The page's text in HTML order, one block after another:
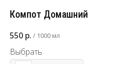
Компот Домашний
550 р. / 1000 мл
Выбрать